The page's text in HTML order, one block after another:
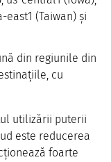
east1 (Taiwan) și
din regiunile din
cu
utilizării puterii
este reducerea
foarte